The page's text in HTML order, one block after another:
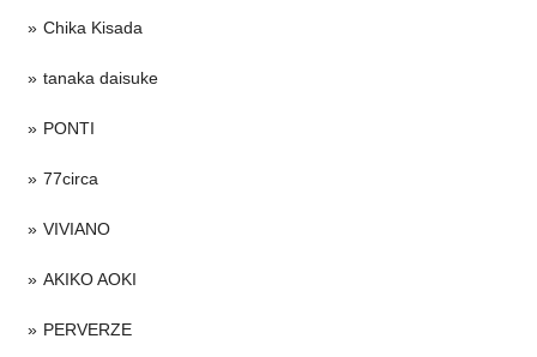
Chika Kisada
tanaka daisuke
PONTI
77circa
VIVIANO
AKIKO AOKI
PERVERZE